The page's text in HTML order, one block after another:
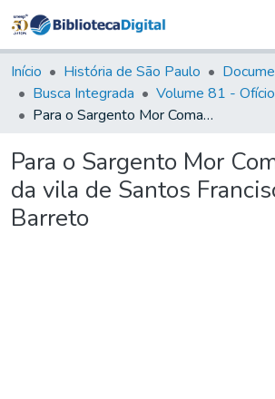
&
Coleções
Tudo na
Biblioteca
Estatísticas
Início História de São Paulo
Busca Integrada
Para o Sargento Mor Comandante da vila de Santos Francisco Aranha Barreto
Para o Sargento Mor
da vila de Santos
Barreto